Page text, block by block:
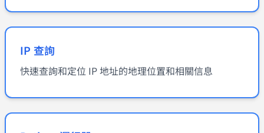
IP 查詢
快速查詢和定位 IP 地址的地理位置和相關信息